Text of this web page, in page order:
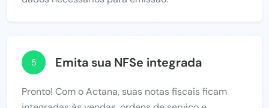
5 Emita sua NFSe integrada
Pronto! Com o Actana, suas notas fiscais ficam